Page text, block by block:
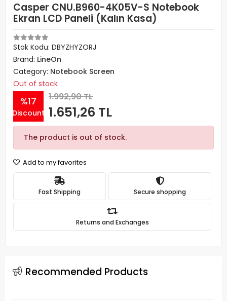
Casper CNU.B960-4K05V-S Notebook
Ekran LCD Paneli (Kalın Kasa)
Stok Kodu: DBYZHYZORJ
Brand: LineOn
Category: Notebook Screen
Out of stock
%17
Discount
1.992,90 TL
1.651,26 TL
The product is out of stock.
Add to my favorites
Fast Shipping Secure shopping
Returns and Exchanges
Recommended Products